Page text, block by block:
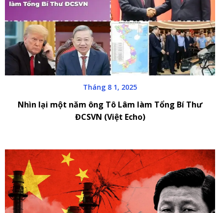
Tháng 8 1, 2025
Nhìn lại một năm ông Tô Lâm làm Tổng Bí Thư
ĐCSVN (Việt Echo)